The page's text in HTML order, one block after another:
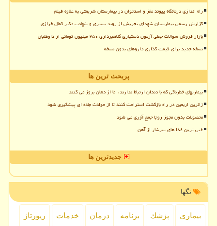
راه اندازی درمانگاه پیوند مغز و استخوان در بیمارستان شریعتی به علاوه فیلم
گزارش رسمی بیمارستان شهدای تجریش از روند بستری و شهادت دکتر کمال خرازی
بازار فروش سوالات جعلی آزمون دستیاری کلاهبرداری ۲۵۰ میلیون تومانی از داوطلبان
نسخه جدید برای قیمت گذاری داروهای بدون نسخه
پربحث ترین ها
بیماریهای خطرناکی که با دندان ارتباط ندارند، اما از دهان بروز می کنند
زائرین اربعین در راه بازگشت استراحت کنند تا از حوادث جاده ای پیشگیری شود
محصولات بدون مجوز روجا جمع آوری می شود
غنی ترین غذا های سرشار از آهن
جدیدترین ها
تگها
بیماری پزشك برنامه درمان خدمات رپورتاژ